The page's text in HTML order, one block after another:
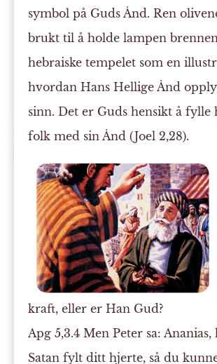
symbol på Guds Ånd. Ren
brukt til å holde lampen
hebraiske tempelet som en
hvordan Hans Hellige Ånd
sinn. Det er Guds hensikt å fylle
folk med sin Ånd (Joel 2,28).
kraft, eller er Han Gud?
Apg 5,3.4 Men Peter sa:
Satan fylt ditt hjerte, så du